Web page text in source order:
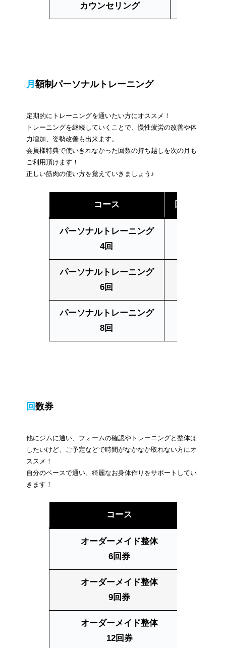
カウンセリング
月額制パーソナルトレーニング
定期的にトレーニングを通いたい方にオススメ！
トレーニングを継続していくことで、慢性疲労の改善や体
力増加、姿勢改善も出来ます。
会員様特典で使いきれなかった回数の持ち越しを次の月も
ご利用頂けます！
正しい筋肉の使い方を覚えていきましょう♪
コース 回数・時間
パーソナルトレーニング
4回
パーソナルトレーニング
6回
パーソナルトレーニング
8回
回数券
他にジムに通い、フォームの確認やトレーニングと整体は
したいけど、ご予定などで時間がなかなか取れない方にオ
ススメ！
自分のペースで通い、綺麗なお身体作りをサポートしてい
きます！
コース
オーダーメイド整体
6回券
オーダーメイド整体
9回券
オーダーメイド整体
12回券